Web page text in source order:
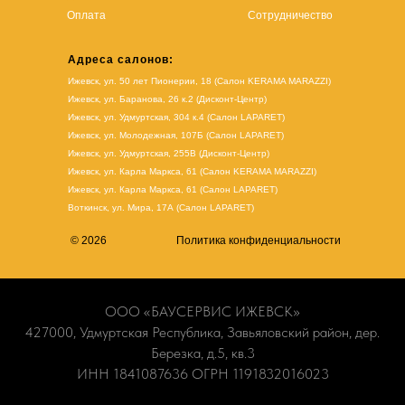
Оплата
Сотрудничество
Адреса салонов:
Ижевск, ул. 50 лет Пионерии, 18 (Салон KERAMA MARAZZI)
Ижевск, ул. Баранова, 26 к.2 (Дисконт-Центр)
Ижевск, ул. Удмуртская, 304 к.4 (Салон LAPARET)
Ижевск, ул. Молодежная, 107Б (Салон LAPARET)
Ижевск, ул. Удмуртская, 255В (Дисконт-Центр)
Ижевск, ул. Карла Маркса, 61 (Салон KERAMA MARAZZI)
Ижевск, ул. Карла Маркса, 61 (Салон LAPARET)
Воткинск, ул. Мира, 17А (Салон LAPARET)
© 2026 Политика конфиденциальности
ООО «БАУСЕРВИС ИЖЕВСК»
427000, Удмуртская Республика, Завьяловский район, дер.
Березка, д.5, кв.3
ИНН 1841087636 ОГРН 1191832016023